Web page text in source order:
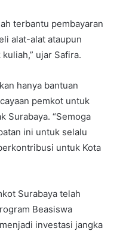
terbantu pembayaran
alat-alat ataupun
ujar Safira.
hanya bantuan
pemkot untuk
Surabaya. “Semoga
ini untuk selalu
untuk Kota
Surabaya telah
Beasiswa
investasi jangka